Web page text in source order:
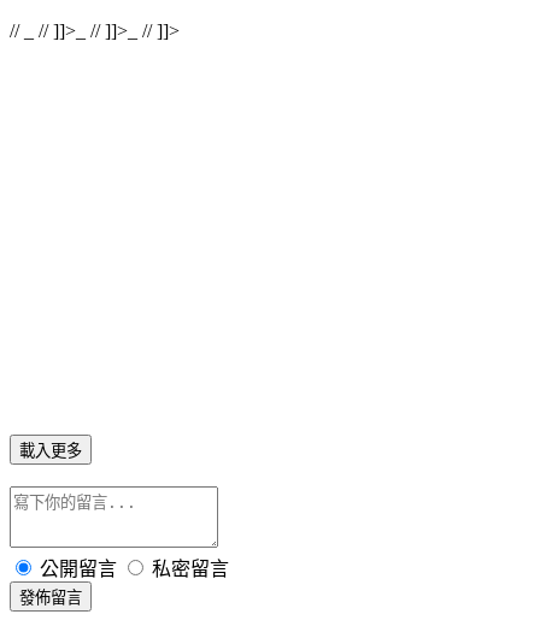
// // ]]> // ]]> // ]]>
載入更多
公開留言 私密留言
發佈留言